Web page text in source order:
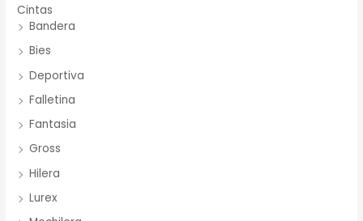
Cintas
Bandera
Bies
Deportiva
Falletina
Fantasia
Gross
Hilera
Lurex